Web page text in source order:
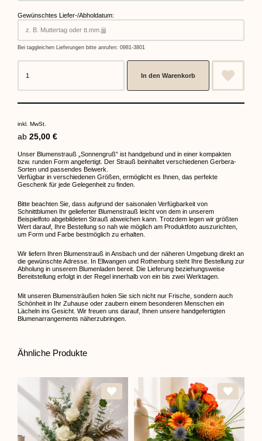
Gewünschtes Liefer-/Abholdatum:
Bei taggleichen Lieferungen bitte anrufen: 0981-3801
In den Warenkorb
inkl. MwSt.
ab 25,00 €
Unser Blumenstrauß „Sonnengruß“ ist handgebund und in einer kompakten
bzw. runden Form angefertigt. Der Strauß beinhaltet verschiedenen Gerbera-
Sorten und passendes Beiwerk.
Verfügbar in verschiedenen Größen, ermöglicht es Ihnen, das perfekte
Geschenk für jede Gelegenheit zu finden.
Bitte beachten Sie, dass aufgrund der saisonalen Verfügbarkeit von
Schnittblumen Ihr gelieferter Blumenstrauß leicht von dem in unserem
Beispielfoto abgebildeten Strauß abweichen kann. Trotzdem legen wir größten
Wert darauf, Ihre Bestellung so nah wie möglich am Produktfoto auszurichten,
um Form und Farbe bestmöglich zu erhalten.
Wir liefern Ihren Blumenstrauß in Ansbach und der näheren Umgebung direkt an
die gewünschte Adresse. In Ellwangen und Rothenburg steht Ihre Bestellung zur
Abholung in unserem Blumenladen bereit. Die Lieferung beziehungsweise
Bereitstellung erfolgt in der Regel innerhalb von ein bis zwei Werktagen.
Mit unseren Blumensträußen holen Sie sich nicht nur Frische, sondern auch
Schönheit in Ihr Zuhause oder zaubern einem besonderen Menschen ein
Lächeln ins Gesicht. Wir freuen uns darauf, Ihnen unsere handgefertigten
Blumenarrangements näherzubringen.
Ähnliche Produkte